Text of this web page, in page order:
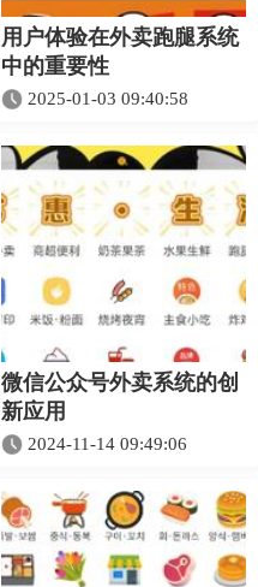
用户体验在外卖跑腿系统
中的重要性
2025-01-03 09:40:58
微信公众号外卖系统的创
新应用
2024-11-14 09:49:06